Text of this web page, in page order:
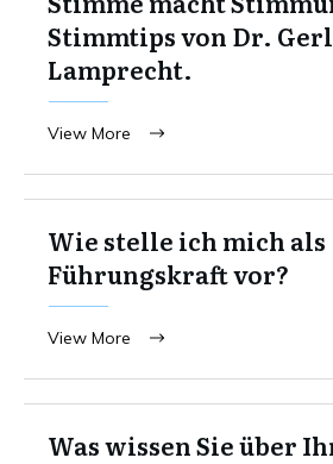
Stimmtips von Dr.
Lamprecht.
View More
Wie stelle ich mich als
Führungskraft vor?
View More
Was wissen Sie über